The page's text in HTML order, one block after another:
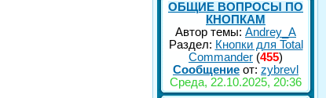
ОБЩИЕ ВОПРОСЫ ПО
КНОПКАМ
Автор темы: Andrey_A
Раздел: Кнопки для Total
Commander (455)
Сообщение от: zybrevl
Среда, 22.10.2025, 20:36